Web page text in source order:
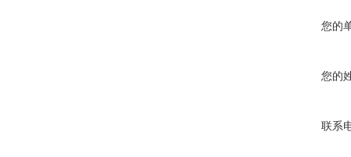
您的
您的
联系